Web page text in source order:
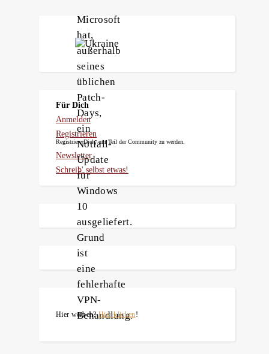
Microsoft
hat,
außerhalb
seines
üblichen
Patch-
Days,
ein
Notfall-
Update
für
Windows
10
ausgeliefert.
Grund
ist
eine
fehlerhafte
VPN-
Behandlung.
Für Dich
Anmelden
Registrieren
Registriere Dich, um Teil der Community zu werden.
Newsletter
Schreib' selbst etwas!
Hier werben?Hier klicken!